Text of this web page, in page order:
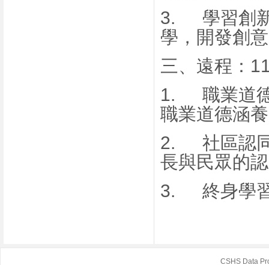
3.
學習創
學，開發創
三、 遠程：
1.
職業道
職業道德涵
2.
社區認
長與民眾的
3. 終身學
CSHS Data